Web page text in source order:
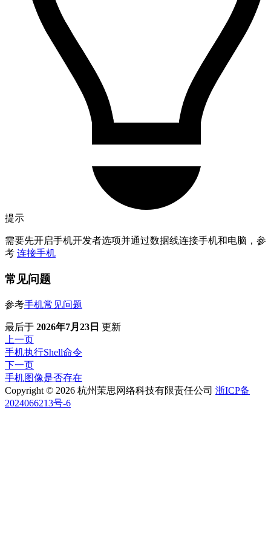
提示
需要先开启手机开发者选项并通过数据线连接手机和电脑，参
考 连接手机
常见问题
参考手机常见问题
最后于 2026年7月23日 更新
上一页
手机执行Shell命令
下一页
手机图像是否存在
Copyright © 2026 杭州茉思网络科技有限责任公司 浙ICP备
2024066213号-6